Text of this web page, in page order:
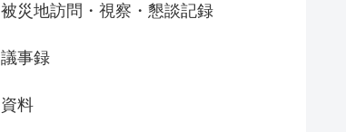
被災地訪問・視察・懇談記録
議事録
資料